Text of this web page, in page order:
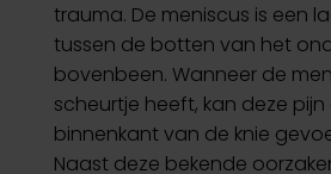
trauma. De meniscus is een
tussen de botten van het
bovenbeen. Wanneer de
scheurtje heeft, kan deze
binnenkant van de knie
Naast deze bekende